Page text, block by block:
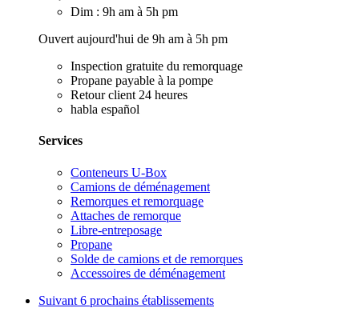
Dim : 9h am à 5h pm
Ouvert aujourd'hui de 9h am à 5h pm
Inspection gratuite du remorquage
Propane payable à la pompe
Retour client 24 heures
habla español
Services
Conteneurs U-Box
Camions de déménagement
Remorques et remorquage
Attaches de remorque
Libre-entreposage
Propane
Solde de camions et de remorques
Accessoires de déménagement
Suivant 6 prochains établissements